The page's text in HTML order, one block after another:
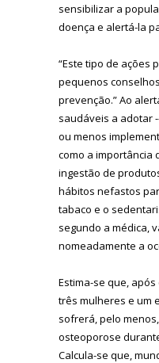
sensibilizar a
doença e alertá-la
“Este tipo de ações
pequenos
prevenção.” Ao
saudáveis a adotar
ou menos
como a importância
ingestão de
hábitos nefastos
tabaco e o
segundo a médica,
nomeadamente a
Estima-se que,
três mulheres e um
sofrerá, pelo
osteoporose
Calcula-se que,